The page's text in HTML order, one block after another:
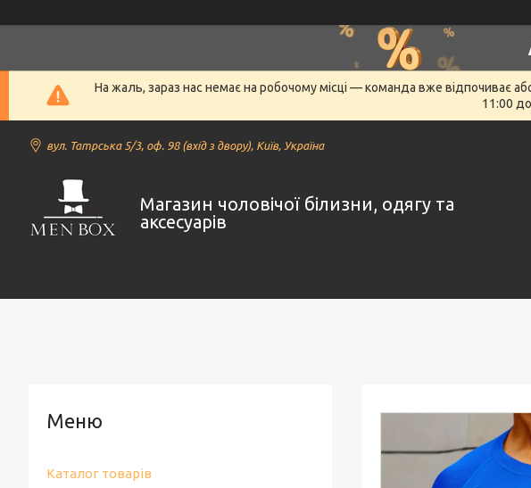
На жаль, зараз нас немає на робочому місці — команда вже відпочиває
11:00
вул. Татрська 5/3, оф. 98 (вхід з двору), Київ, Україна
Магазин чоловічої білизни, одягу та
аксесуарів
Каталог товарів